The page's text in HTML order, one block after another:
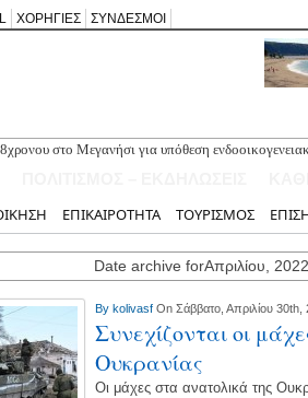
ΧΟΡΗΓΙΕΣ ΣΥΝΔΕΣΜΟΙ
στο Μεγανήσι για υπόθεση
Ηλία Λογοθέτη απόψε στο Κηποθέατρο
ΕΠΙΚΑΙΡΟΤΗΤΑ ΤΟΥΡΙΣΜΟΣ
Date archive forΑπριλίου, 2022
By kolivasf On Σάββατο, Απριλίου 30th,
Συνεχίζονται οι
Ουκρανίας
Οι μάχες στα ανατολικά της